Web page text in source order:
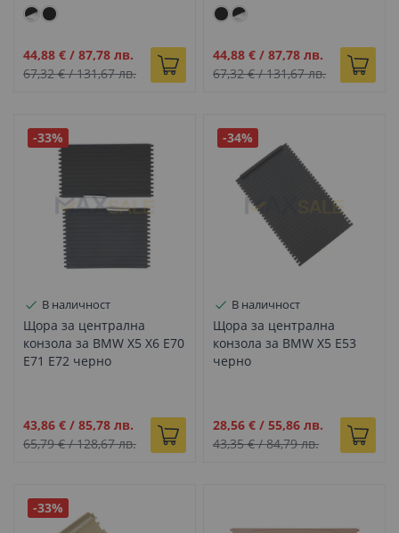
Промо
цена
44,88 € / 87,78 лв.
67,32 €/131,67 лв.
Промо
цена
44,88 € /87,78 лв.
67,32 €/131,67 лв.
-33%
В наличност
Щора за централна
конзола за BMW X5 X6 E70
E71 E72 черно
Промо
цена
43,86 € / 85,78 лв.
65,79 €/128,67 лв.
-34%
В наличност
Щора за централна
конзола за BMW X5 E53
черно
Промо
цена
28,56 € /55,86 лв.
43,35 €/84,79 лв.
-33%